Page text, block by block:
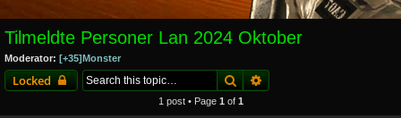
Tilmeldte Personer Lan 2024 Oktober
Moderator: [+35]Monster
Locked Search
1 post • Page 1 of 1